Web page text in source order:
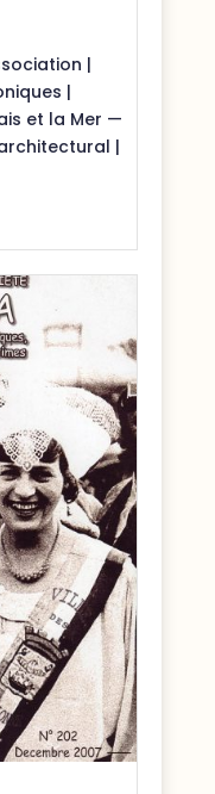
|
|
et la Mer —
|